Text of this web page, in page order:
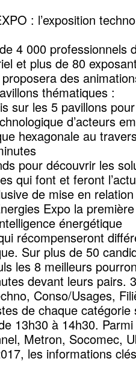
: l’exposition
4 000 professionnels
et plus de 80
des
thématiques :
sur les 5 pavillons
d’acteurs
hexagonale au
pour découvrir les
qui font et feront
de mise en
Expo la
énergétique
récompenseront
Sur plus de 50
les 8 meilleurs
devant leurs pairs.
Conso/Usages,
de chaque catégorie
13h30 à 14h30.
Metron, Socomec,
les informations